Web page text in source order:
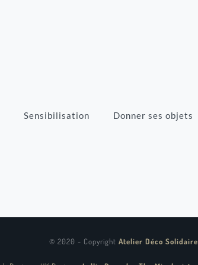
Sensibilisation Donner ses objets
© 2020 - Copyright Atelier Déco Solidaire